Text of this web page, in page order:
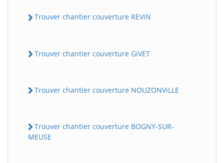
Trouver chantier couverture REViN
Trouver chantier couverture GiVET
Trouver chantier couverture NOUZONViLLE
Trouver chantier couverture BOGNY-SUR-
MEUSE